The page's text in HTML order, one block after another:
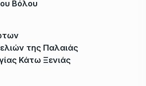
Βόλου
της Παλαιάς
Κάτω Ξενιάς